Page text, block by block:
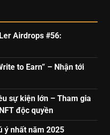
Airdrops #56:
to Earn” – Nhận tới
sự kiện lớn – Tham gia
độc quyền
ý nhất năm 2025